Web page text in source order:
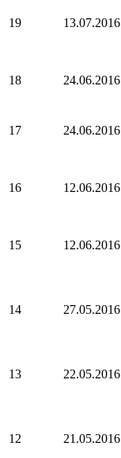
19 13.07.2016
18 24.06.2016
17 24.06.2016
16 12.06.2016
15 12.06.2016
14 27.05.2016
13 22.05.2016
12 21.05.2016